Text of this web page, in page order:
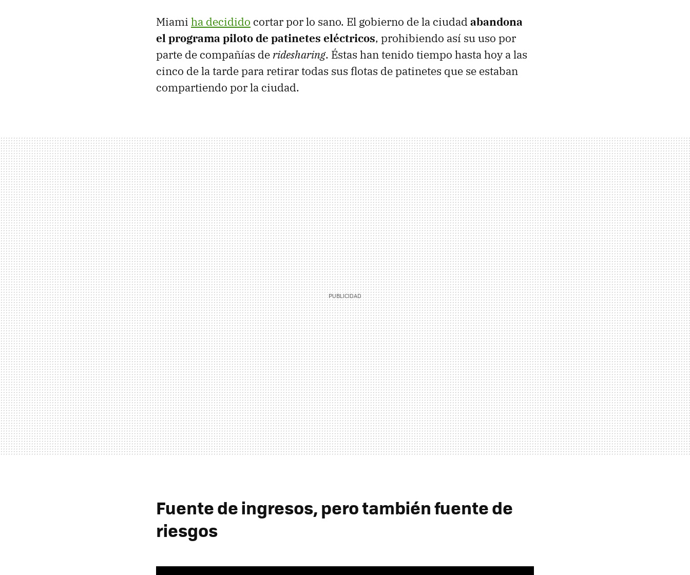
Miami ha decidido cortar por lo sano. El gobierno de la ciudad abandona
el programa piloto de patinetes eléctricos, prohibiendo así su uso por
parte de compañías de ridesharing. Éstas han tenido tiempo hasta hoy a las
cinco de la tarde para retirar todas sus flotas de patinetes que se estaban
compartiendo por la ciudad.
Fuente de ingresos, pero también fuente de
riesgos